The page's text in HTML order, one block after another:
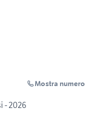
Mostra numero
- 2026